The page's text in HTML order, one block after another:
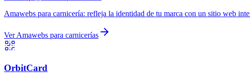
Amawebs para carnicería: refleja la identidad de tu marca con un sitio web
VerAmawebs para carnicerías
OrbitCard